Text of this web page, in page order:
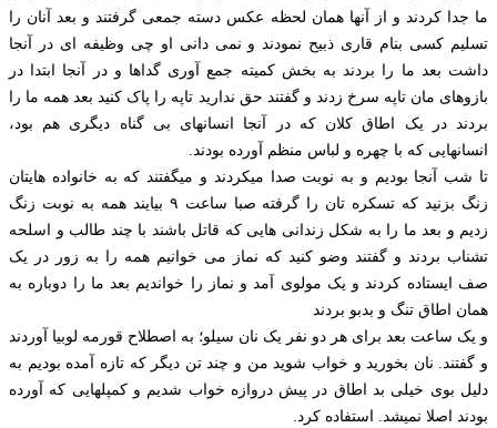
ما جدا کردند و از آنها همان لحظه عکس دسته جمعی گرفتند و بعد آنان را
تسلیم کسی بنام قاری ذبیح نمودند و نمی دانی او چی وظیفه ای در آنجا
داشت بعد ما را بردند به بخش کمیته جمع آوری گداها و در آنجا ابتدا در
بازوهای مان تاپه سرخ زدند و گفتند حق ندارید تاپه را پاک کنید بعد همه ما را
بردند در یک اطاق کلان که در آنجا انسانهای بی گناه دیگری هم بود،
انسانهایی که با چهره و لباس منظم آورده بودند.
تا شب آنجا بودیم و به نوبت صدا میکردند و میگفتند که به خانواده هایتان
زنگ بزنید که تسکره تان را گرفته صبا ساعت ۹ بیایند همه به نوبت زنگ
زدیم و بعد ما را به شکل زندانی هایی که قاتل باشند با چند طالب و اسلحه
تشناب بردند و گفتند وضو کنید که نماز می خوانیم همه را به زور در یک
صف ایستاده کردند و یک مولوی آمد و نماز را خواندیم بعد ما را دوباره به
همان اطاق تنگ و بدبو بردند
و یک ساعت بعد برای هر دو نفر یک نان سیلو؛ به اصطلاح قورمه لوبیا آوردند
و گفتند. نان بخورید و خواب شوید من و چند تن دیگر که تازه آمده بودیم به
دلیل بوی خیلی بد اطاق در پیش دروازه خواب شدیم و کمپلهایی که آورده
بودند اصلا نمیشد. استفاده کرد.